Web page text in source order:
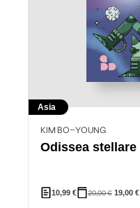
Asia
KIM BO-YOUNG
Odissea stellare
10,99 € 20,00€ 19,00 €